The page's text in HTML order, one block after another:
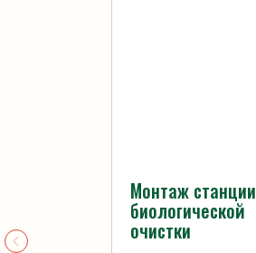
Монтаж станции
биологической
очистки